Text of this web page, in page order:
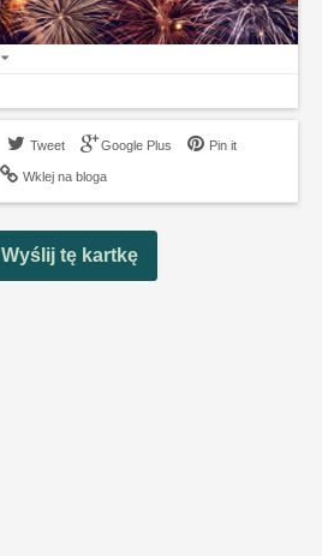
Tweet Google Plus Pin it
Wklej na bloga
Wyślij tę kartkę